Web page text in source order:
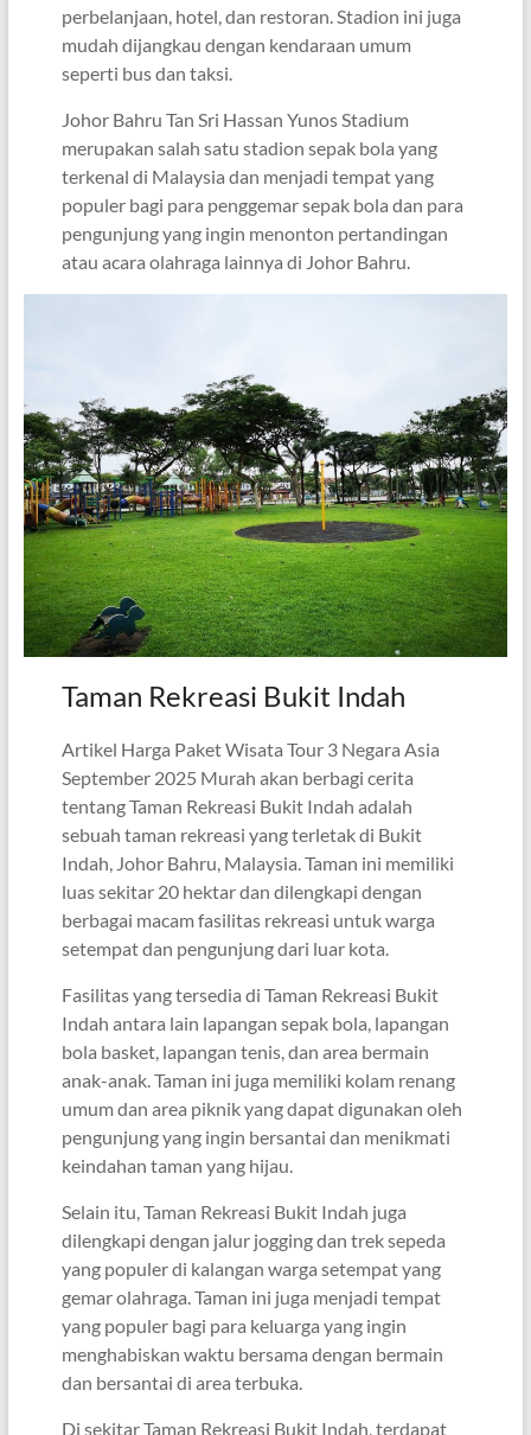
perbelanjaan, hotel, dan restoran. Stadion ini juga
mudah dijangkau dengan kendaraan umum
seperti bus dan taksi.
Johor Bahru Tan Sri Hassan Yunos Stadium
merupakan salah satu stadion sepak bola yang
terkenal di Malaysia dan menjadi tempat yang
populer bagi para penggemar sepak bola dan para
pengunjung yang ingin menonton pertandingan
atau acara olahraga lainnya di Johor Bahru.
Taman Rekreasi Bukit Indah
Artikel Harga Paket Wisata Tour 3 Negara Asia
September 2025 Murah akan berbagi cerita
tentang Taman Rekreasi Bukit Indah adalah
sebuah taman rekreasi yang terletak di Bukit
Indah, Johor Bahru, Malaysia. Taman ini memiliki
luas sekitar 20 hektar dan dilengkapi dengan
berbagai macam fasilitas rekreasi untuk warga
setempat dan pengunjung dari luar kota.
Fasilitas yang tersedia di Taman Rekreasi Bukit
Indah antara lain lapangan sepak bola, lapangan
bola basket, lapangan tenis, dan area bermain
anak-anak. Taman ini juga memiliki kolam renang
umum dan area piknik yang dapat digunakan oleh
pengunjung yang ingin bersantai dan menikmati
keindahan taman yang hijau.
Selain itu, Taman Rekreasi Bukit Indah juga
dilengkapi dengan jalur jogging dan trek sepeda
yang populer di kalangan warga setempat yang
gemar olahraga. Taman ini juga menjadi tempat
yang populer bagi para keluarga yang ingin
menghabiskan waktu bersama dengan bermain
dan bersantai di area terbuka.
Di sekitar Taman Rekreasi Bukit Indah, terdapat